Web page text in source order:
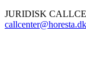
JURIDISK
callcenter@horesta.dk